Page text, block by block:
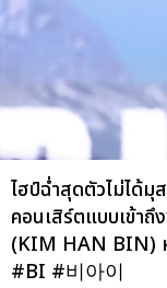
ไฮป์ฉ่ำสุดตัวไม่ได้
คอนเสิร์ตแบบเข้าถึ
(KIM HAN BIN)
#BI #비아이